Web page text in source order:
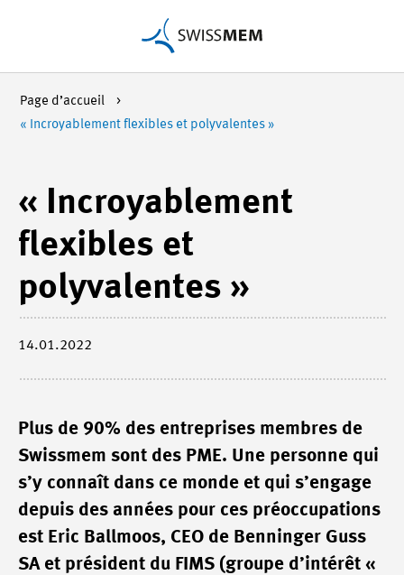
Page d’accueil
« Incroyablement flexibles et polyvalentes »
« Incroyablement
flexibles et
polyvalentes »
14.01.2022
Plus de 90% des entreprises membres de
Swissmem sont des PME. Une personne qui
s’y connaît dans ce monde et qui s’engage
depuis des années pour ces préoccupations
est Eric Ballmoos, CEO de Benninger Guss
SA et président du FIMS (groupe d’intérêt «